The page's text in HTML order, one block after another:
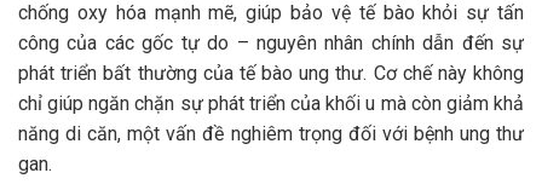
chống oxy hóa mạnh mẽ, giúp bảo vệ tế bào khỏi sự tấn
công của các gốc tự do – nguyên nhân chính dẫn đến sự
phát triển bất thường của tế bào ung thư. Cơ chế này không
chỉ giúp ngăn chặn sự phát triển của khối u mà còn giảm khả
năng di căn, một vấn đề nghiêm trọng đối với bệnh ung thư
gan.